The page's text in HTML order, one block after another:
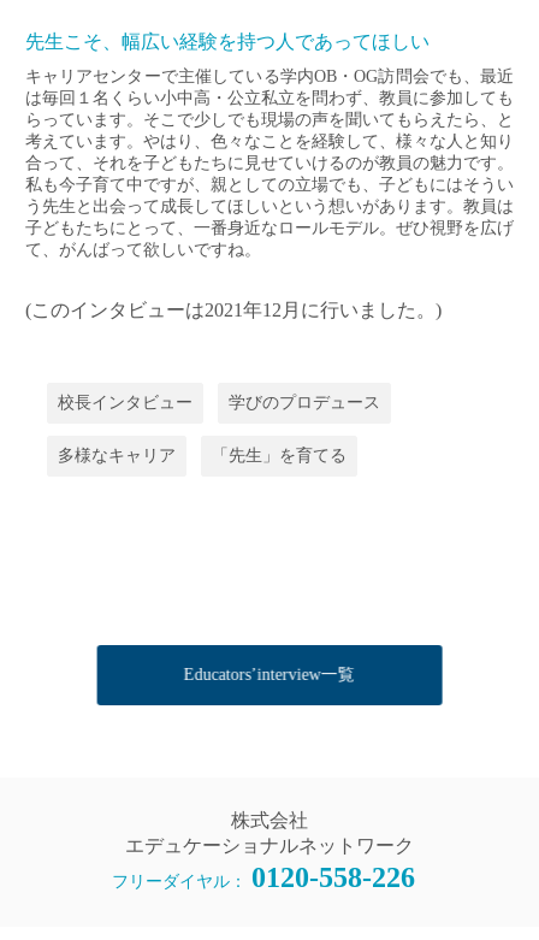
先生こそ、幅広い経験を持つ人であってほしい
キャリアセンターで主催している学内OB・OG訪問会でも、最近
は毎回１名くらい小中高・公立私立を問わず、教員に参加しても
らっています。そこで少しでも現場の声を聞いてもらえたら、と
考えています。やはり、色々なことを経験して、様々な人と知り
合って、それを子どもたちに見せていけるのが教員の魅力です。
私も今子育て中ですが、親としての立場でも、子どもにはそうい
う先生と出会って成長してほしいという想いがあります。教員は
子どもたちにとって、一番身近なロールモデル。ぜひ視野を広げ
て、がんばって欲しいですね。
(このインタビューは2021年12月に行いました。)
校長インタビュー 学びのプロデュース
多様なキャリア 「先生」を育てる
Educators’interview一覧
株式会社
エデュケーショナルネットワーク
フリーダイヤル： 0120-558-226